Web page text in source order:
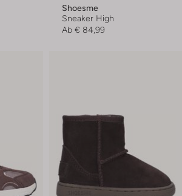
Shoesme
Sneaker High
Ab € 84,99